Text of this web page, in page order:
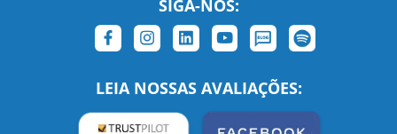
LEIA NOSSAS AVALIAÇÕES: